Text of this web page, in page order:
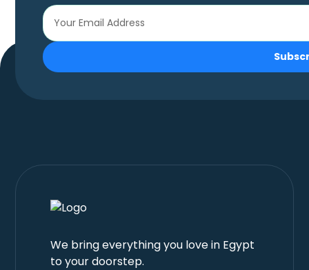
We bring everything you love in Egypt
to your doorstep.